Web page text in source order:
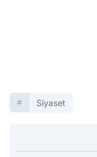
Siyaset